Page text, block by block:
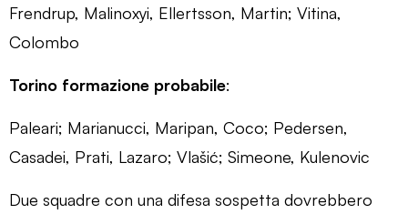
Frendrup, Malinoxyi, Ellertsson, Martin; Vitina,
Colombo
Torino formazione probabile:
Paleari; Marianucci, Maripan, Coco; Pedersen,
Casadei, Prati, Lazaro; Vlašić; Simeone, Kulenovic
Due squadre con una difesa sospetta dovrebbero